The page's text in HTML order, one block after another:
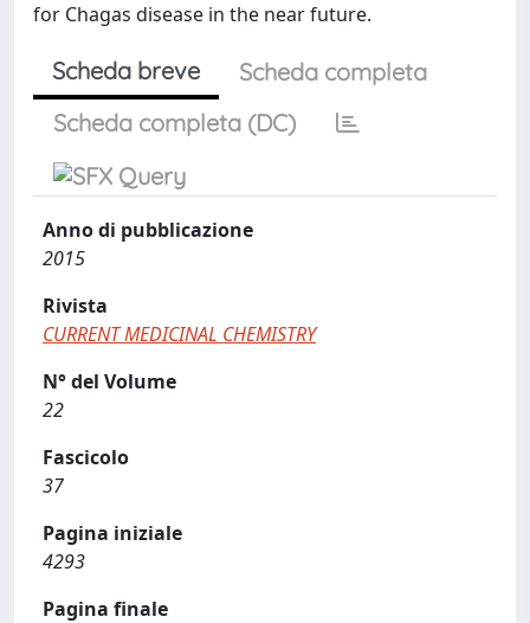
for Chagas disease in the near future.
Scheda breve
Scheda completa
Scheda completa (DC)
Anno di pubblicazione
2015
Rivista
CURRENT MEDICINAL CHEMISTRY
N° del Volume
22
Fascicolo
37
Pagina iniziale
4293
Pagina finale